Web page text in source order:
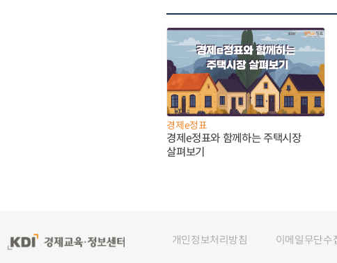
경제e정표
경제e정표와 함께하는 주택시장
살펴보기
개인정보처리방침 이메일무단수